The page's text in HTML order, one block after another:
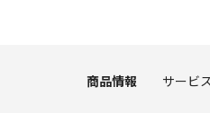
商品情報 サービス